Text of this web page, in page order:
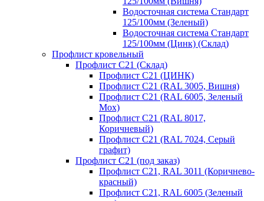
Водосточная система Стандарт
125/100мм (Зеленый)
Водосточная система Стандарт
125/100мм (Цинк) (Склад)
Профлист кровельный
Профлист С21 (Склад)
Профлист С21 (ЦИНК)
Профлист С21 (RAL 3005, Вишня)
Профлист С21 (RAL 6005, Зеленый
Мох)
Профлист С21 (RAL 8017,
Коричневый)
Профлист С21 (RAL 7024, Серый
графит)
Профлист С21 (под заказ)
Профлист С21, RAL 3011 (Коричнево-
красный)
Профлист С21, RAL 6005 (Зеленый